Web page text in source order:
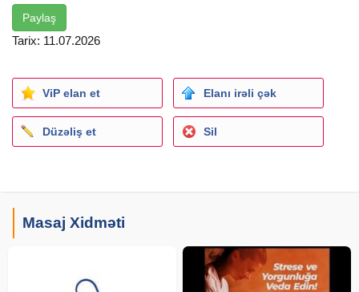
Paylaş
Tarix: 11.07.2026
ViP elan et Elanı irəli çək
Düzəliş et Sil
Masaj Xidməti